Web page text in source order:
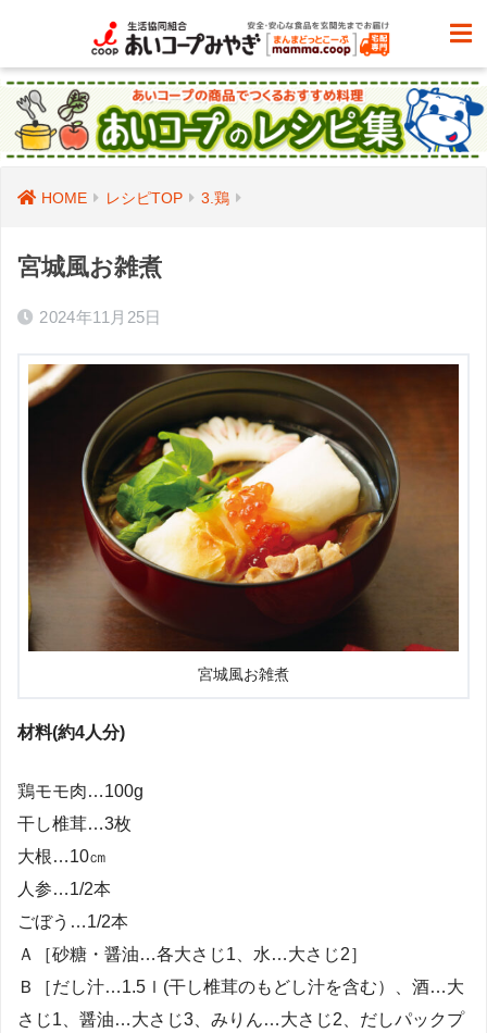
HOME レシピTOP 3.鶏
宮城風お雑煮
2024年11月25日
宮城風お雑煮
材料(約4人分)
鶏モモ肉…100g
干し椎茸…3枚
大根…10㎝
人参…1/2本
ごぼう…1/2本
Ａ［砂糖・醤油…各大さじ1、水…大さじ2］
Ｂ［だし汁…1.5ｌ(干し椎茸のもどし汁を含む）、酒…大
さじ1、醤油…大さじ3、みりん…大さじ2、だしパックプ